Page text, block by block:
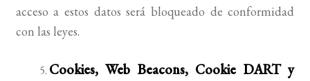
acceso a estos datos será bloqueado de conformidad
con las leyes.
Cookies, Web Beacons, Cookie DART y